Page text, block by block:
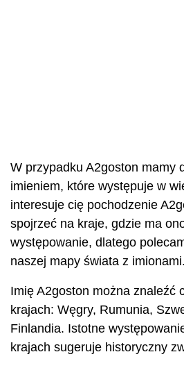
W przypadku A2goston mamy
imieniem, które występuje w
interesuje cię pochodzenie
spojrzeć na kraje, gdzie ma
występowanie, dlatego
naszej mapy świata z imionami.
Imię A2goston można znaleźć
krajach: Węgry, Rumunia,
Finlandia. Istotne
krajach sugeruje historyczny